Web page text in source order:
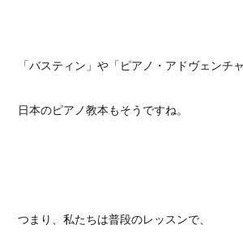
「バスティン」や「ピアノ・アドヴェンチャ
日本のピアノ教本もそうですね。
つまり、私たちは普段のレッスンで、